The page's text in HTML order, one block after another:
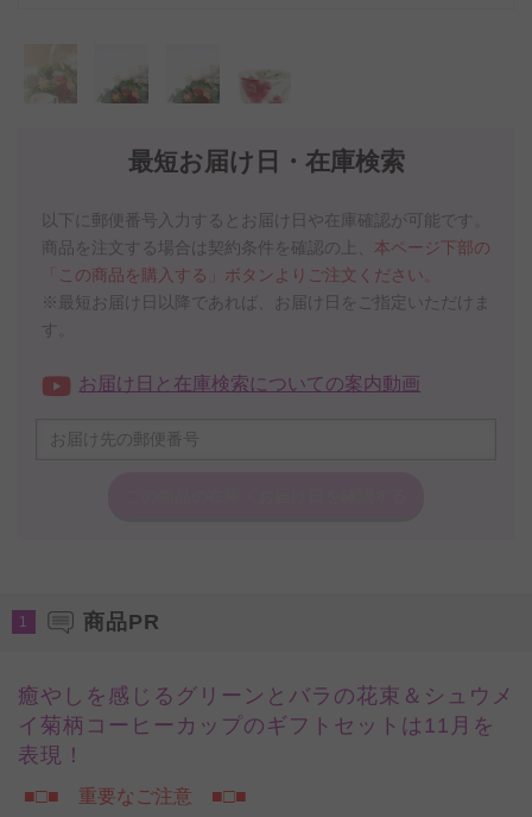
最短お届け日・在庫検索
以下に郵便番号入力するとお届け日や在庫確認が可能です。
商品を注文する場合は契約条件を確認の上、 本ページ下部の
「この商品を購入する」ボタンよりご注文ください。
※最短お届け日以降であれば、お届け日をご指定いただけま
す。
お届け日と在庫検索についての案内動画
1 商品PR
癒やしを感じるグリーンとバラの花束＆シュウメ
イ菊柄コーヒーカップのギフトセットは11月を
表現！
■□■ 重要なご注意 ■□■